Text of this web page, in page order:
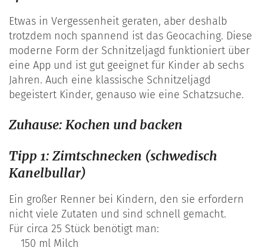
Etwas in Vergessenheit geraten, aber deshalb
trotzdem noch spannend ist das Geocaching. Diese
moderne Form der Schnitzeljagd funktioniert über
eine App und ist gut geeignet für Kinder ab sechs
Jahren. Auch eine klassische Schnitzeljagd
begeistert Kinder, genauso wie eine Schatzsuche.
Zuhause: Kochen und backen
Tipp 1: Zimtschnecken (schwedisch
Kanelbullar)
Ein großer Renner bei Kindern, den sie erfordern
nicht viele Zutaten und sind schnell gemacht.
Für circa 25 Stück benötigt man:
150 ml Milch